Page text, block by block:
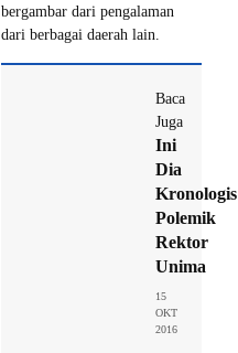
bergambar dari pengalaman
dari berbagai daerah lain.
Baca
Juga
Ini
Dia
Kronologis
Polemik
Rektor
Unima
15
OKT
2016